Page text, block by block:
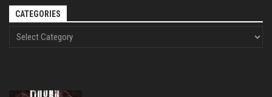
CATEGORIES